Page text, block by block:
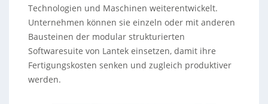
Technologien und Maschinen weiterentwickelt.
Unternehmen können sie einzeln oder mit anderen
Bausteinen der modular strukturierten
Softwaresuite von Lantek einsetzen, damit ihre
Fertigungskosten senken und zugleich produktiver
werden.